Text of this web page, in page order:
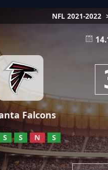
NFL 2021-2022
Falcons
S S N S